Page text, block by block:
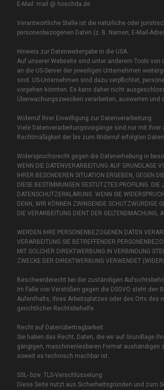
E-Mail: mail @ hoschda.de
Verantwortliche Stelle ist die natürliche oder
personenbezogenen Daten (z. B. Namen, E-Mail-
Hinweis zur Datenweitergabe in die USA
Auf unserer Webseite sind unter anderem Tools
an die US-Server der jeweiligen Unternehmen
sind. US-Unternehmen sind dazu verpflichtet,
vorgehen könnten. Es kann daher nicht
Überwachungszwecken verarbeiten, auswerten
Widerruf Ihrer Einwilligung zur Datenverarbeitung
Viele Datenverarbeitungsvorgänge sind nur mit
Rechtmäßigkeit der bis zum Widerruf erfolgten
Widerspruchsrecht gegen die Datenerhebung in
WENN DIE DATENVERARBEITUNG AUF GRUNDLAGE
IHRER BESONDEREN SITUATION ERGEBEN, GEGEN
DIESE BESTIMMUNGEN GESTÜTZTES PROFILING.
DATENSCHUTZERKLÄRUNG. WENN SIE
DENN, WIR KÖNNEN ZWINGENDE SCHUTZWÜRDIGE
DIE VERARBEITUNG DIENT DER
WERDEN IHRE PERSONENBEZOGENEN DATEN
VERARBEITUNG SIE BETREFFENDER
MIT SOLCHER DIREKTWERBUNG IN VERBINDUNG
ZWECKE DER DIREKTWERBUNG VERWENDET
Beschwerde­recht bei der zuständigen
Im Falle von Verstößen gegen die DSGVO steht
Aufenthalts, ihres Arbeitsplatzes oder des Orts des
gerichtlicher Rechtsbehelfe.
Recht auf Daten­übertrag­barkeit
Sie haben das Recht, Daten, die wir auf Grundlage
gängigen, maschinenlesbaren Format aushändigen
soweit es technisch machbar ist.
SSL- bzw. TLS-Verschlüsselung
Diese Seite nutzt aus Sicherheitsgründen und zum